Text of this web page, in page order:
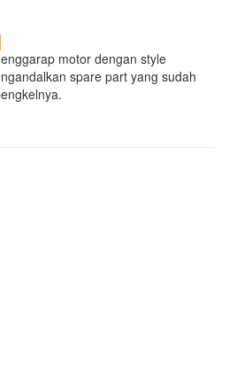
motor dengan style
spare part yang sudah